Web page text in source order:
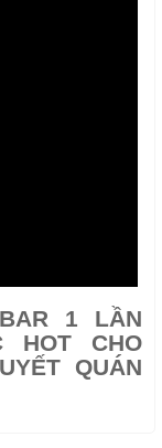
1 LẦN
HOT CHO
QUÁN